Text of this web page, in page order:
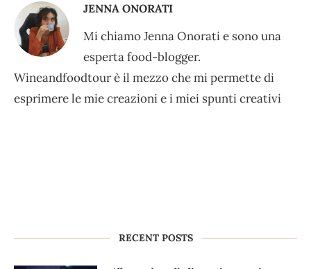
JENNA ONORATI
Mi chiamo Jenna Onorati e sono una
esperta food-blogger.
Wineandfoodtour è il mezzo che mi permette di
esprimere le mie creazioni e i miei spunti creativi
RECENT POSTS